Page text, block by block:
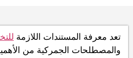
تعد معرفة المستندات اللازمة
والمصطلحات الجمركية من